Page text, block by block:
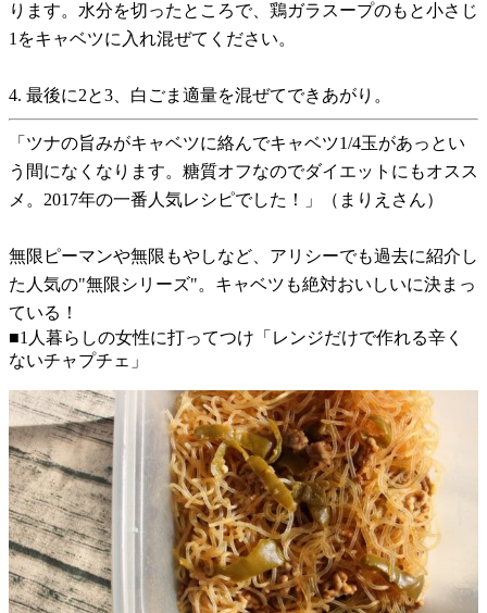
ります。水分を切ったところで、鶏ガラスープのもと小さじ
1をキャベツに入れ混ぜてください。
4. 最後に2と3、白ごま適量を混ぜてできあがり。
「ツナの旨みがキャベツに絡んでキャベツ1/4玉があっとい
う間になくなります。糖質オフなのでダイエットにもオスス
メ。2017年の一番人気レシピでした！」（まりえさん）
無限ピーマンや無限もやしなど、アリシーでも過去に紹介し
た人気の"無限シリーズ"。キャベツも絶対おいしいに決まっ
ている！
■1人暮らしの女性に打ってつけ「レンジだけで作れる辛く
ないチャプチェ」